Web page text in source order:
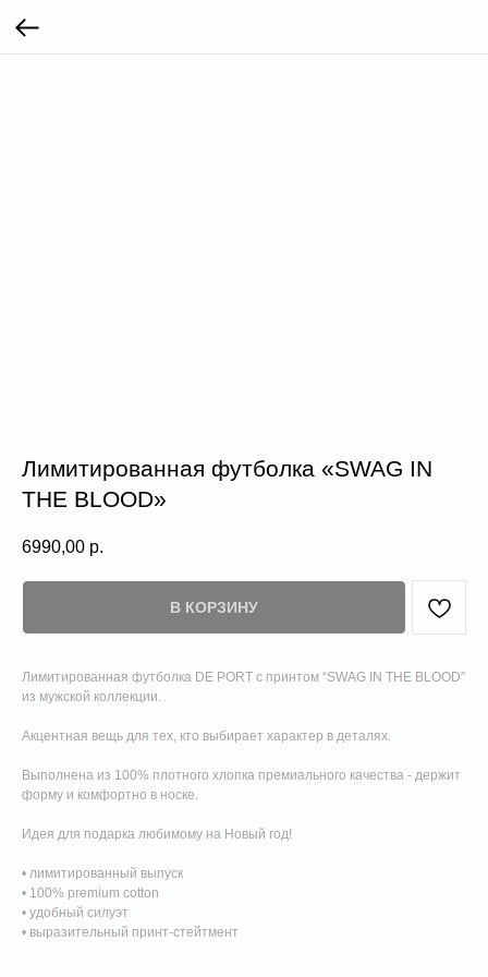
Лимитированная футболка «SWAG IN
THE BLOOD»
6990,00 р.
В КОРЗИНУ
Лимитированная футболка DE PORT с принтом “SWAG IN THE BLOOD”
из мужской коллекции.
Акцентная вещь для тех, кто выбирает характер в деталях.
Выполнена из 100% плотного хлопка премиального качества - держит
форму и комфортно в носке.
Идея для подарка любимому на Новый год!
• лимитированный выпуск
• 100% premium cotton
• удобный силуэт
• выразительный принт-стейтмент